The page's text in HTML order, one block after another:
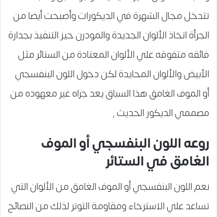
تتدخل مجال الشهرة في الديكورات وأصبحت أيضا من
الجرأة اتخاذ الألوان الجديدة والمودرن حيز التنفيذ بجدارة
فائقه متفوقه علي الألوان المعتادة من الستائر مثل
الأبيض والألوان المحايدة لكن دخول اللون البنفسجي
أو الموف الغامق هذا السباق يعد جراه غير معهوده من
مصممي الديكور الحديث ,
روعه اللون البنفسجي أو الموف
الغامق في الستائر
نعم اللون البنفسجي أو الموف الغامق من الألوان التي
تساعد علي الاسترخاء ومقاومة التوتر لذلك من النصائح